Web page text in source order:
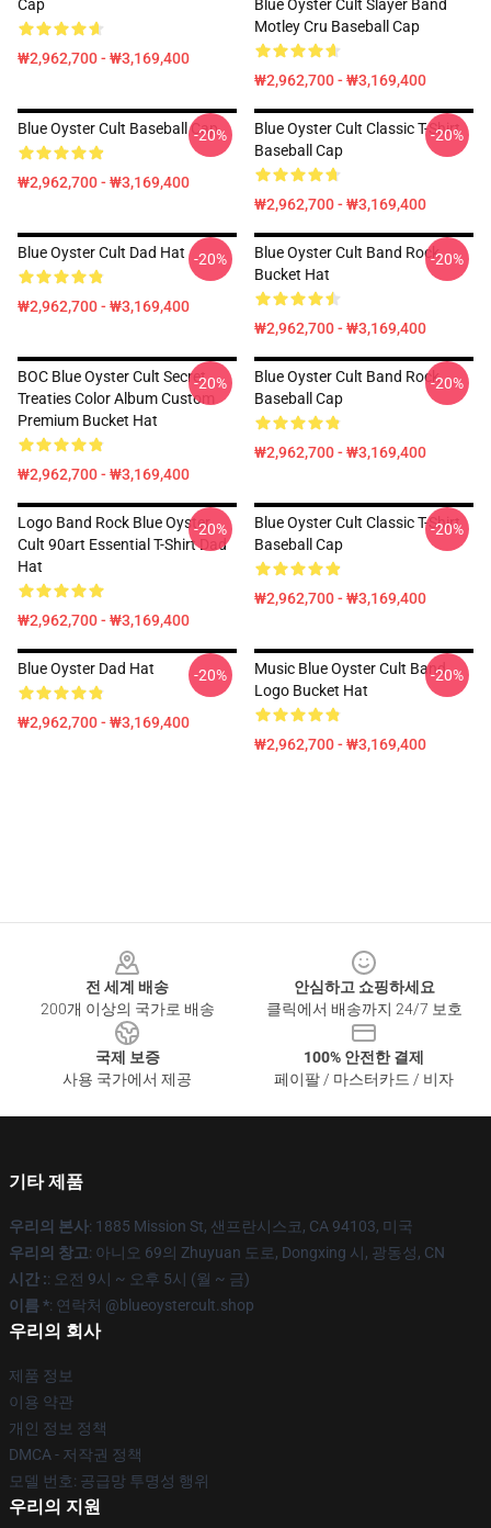
Cap
₩2,962,700 - ₩3,169,400
Blue Oyster Cult Slayer Band
Motley Cru Baseball Cap
₩2,962,700 - ₩3,169,400
Blue Oyster Cult Baseball Cap
₩2,962,700 - ₩3,169,400
-20%
Blue Oyster Cult Classic T-Shirt
Baseball Cap
₩2,962,700 - ₩3,169,400
-20%
Blue Oyster Cult Dad Hat
₩2,962,700 - ₩3,169,400
-20%
Blue Oyster Cult Band Rock
Bucket Hat
₩2,962,700 - ₩3,169,400
-20%
BOC Blue Oyster Cult Secret
Treaties Color Album Custom
Premium Bucket Hat
₩2,962,700 - ₩3,169,400
-20%
Blue Oyster Cult Band Rock
Baseball Cap
₩2,962,700 - ₩3,169,400
-20%
Logo Band Rock Blue Oyster
Cult 90art Essential T-Shirt Dad
Hat
₩2,962,700 - ₩3,169,400
-20%
Blue Oyster Cult Classic T-Shirt
Baseball Cap
₩2,962,700 - ₩3,169,400
-20%
Blue Oyster Dad Hat
₩2,962,700 - ₩3,169,400
-20%
Music Blue Oyster Cult Band
Logo Bucket Hat
₩2,962,700 - ₩3,169,400
-20%
전 세계 배송
200개 이상의 국가로 배송
안심하고 쇼핑하세요
클릭에서 배송까지 24/7 보호
국제 보증
사용 국가에서 제공
100% 안전한 결제
페이팔 / 마스터카드 / 비자
기타 제품
우리의 본사: 1885 Mission St, 샌프란시스코, CA 94103, 미국
우리의 창고: 아니오 69의 Zhuyuan 도로, Dongxing 시, 광동성, CN
시간 :: 오전 9시 ~ 오후 5시 (월 ~ 금)
이름 *: 연락처 @blueoystercult.shop
우리의 회사
제품 정보
이용 약관
개인 정보 정책
DMCA - 저작권 정책
모델 번호: 공급망 투명성 행위
우리의 지원